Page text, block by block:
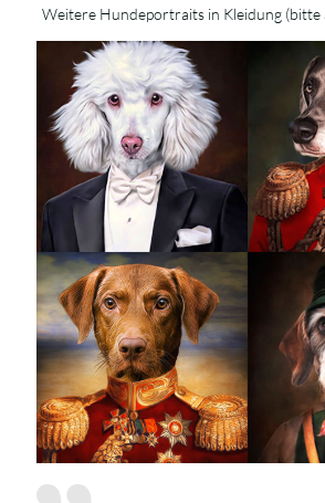
Weitere Hundeportraits in Kleidung (bitte